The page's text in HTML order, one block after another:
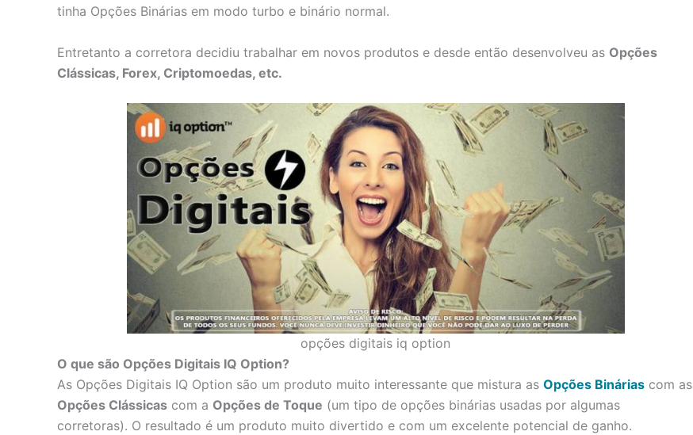
tinha Opções Binárias em modo turbo e binário normal.
Entretanto a corretora decidiu trabalhar em novos produtos e desde então desenvolveu as Opções
Clássicas, Forex, Criptomoedas, etc.
opções digitais iq option
O que são Opções Digitais IQ Option?
As Opções Digitais IQ Option são um produto muito interessante que mistura as Opções Binárias com as
Opções Clássicas com a Opções de Toque (um tipo de opções binárias usadas por algumas
corretoras). O resultado é um produto muito divertido e com um excelente potencial de ganho.